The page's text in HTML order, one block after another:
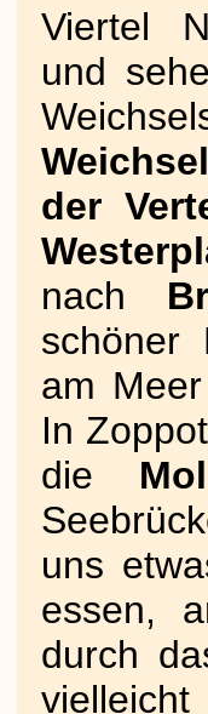
Viertel
und
der
nach
schöner
am
In
die
uns
essen,
durch